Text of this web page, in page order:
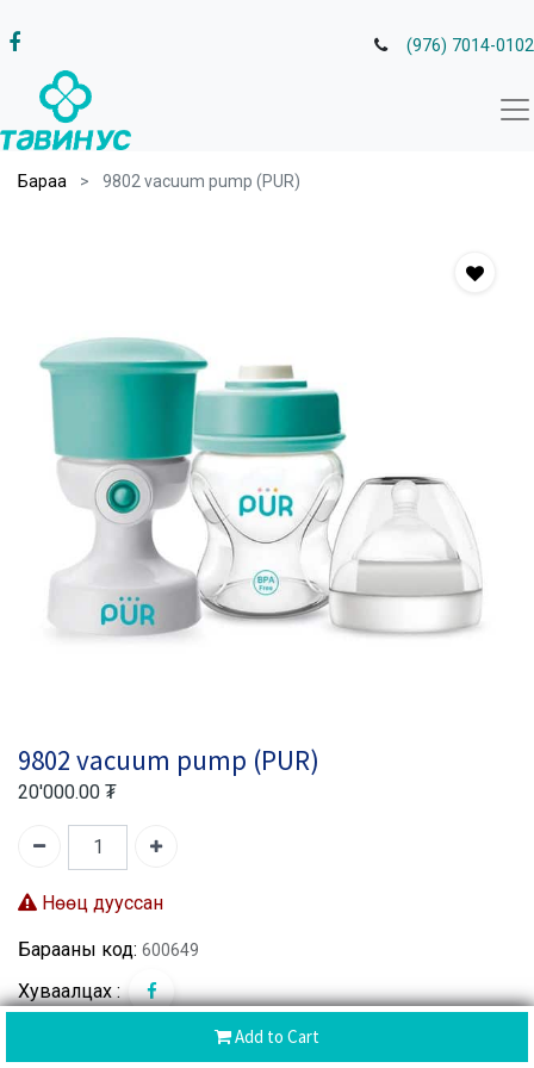
(976) 7014-0102
Бараа 9802 vacuum pump (PUR)
Add to Cart
9802 vacuum pump (PUR)
20'000.00 ₮
Нөөц дууссан
Барааны код: 600649
Хуваалцах :